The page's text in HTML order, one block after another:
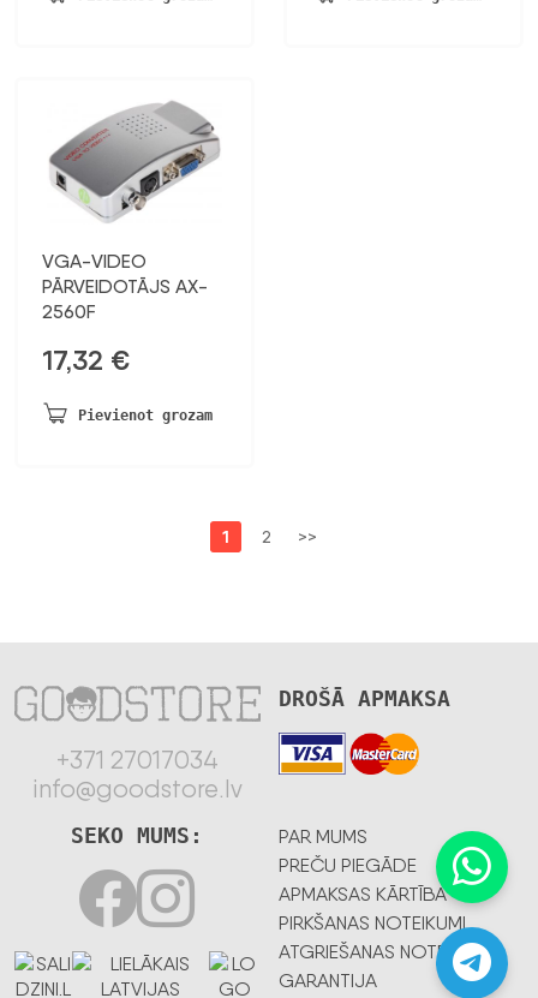
VGA-VIDEO
PĀRVEIDOTĀJS AX-
2560F
17,32 €
Pievienot grozam
1 2 >>
+371 27017034
info@goodstore.lv
DROŠĀ APMAKSA
PAR MUMS
PREČU PIEGĀDE
APMAKSAS KĀRTĪBA
PIRKŠANAS NOTEIKUMI
ATGRIEŠANAS NOTEIKUMI
GARANTIJA
SEKO MUMS: